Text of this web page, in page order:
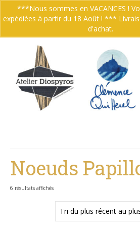
Votre panier 0.00€
Noeuds
6 résultats affichésTrié
plus
***Nous sommes en VACANCES !
expédiées à partir du 18 Août ! ***
d'achat.